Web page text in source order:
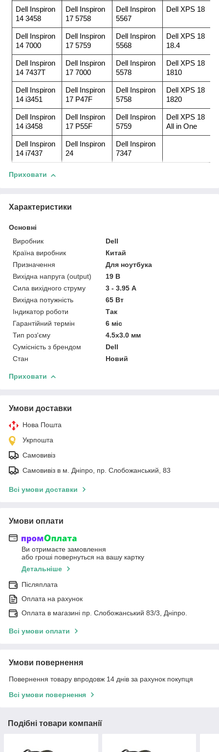
Dell Inspiron
14 3458
Dell Inspiron
17 5758
Dell Inspiron
5567
Dell XPS 18
Dell Inspiron
14 7000
Dell Inspiron
17 5759
Dell Inspiron
5568
Dell XPS 18
18.4
Dell Inspiron
14 7437T
Dell Inspiron
17 7000
Dell Inspiron
5578
Dell XPS 18
1810
Dell Inspiron
14 i3451
Dell Inspiron
17 P47F
Dell Inspiron
5758
Dell XPS 18
1820
Dell Inspiron
14 i3458
Dell Inspiron
17 P55F
Dell Inspiron
5759
Dell XPS 18
All in One
Dell Inspiron
14 i7437
Dell Inspiron
24
Dell Inspiron
7347
Приховати
Характеристики
Основні
Виробник
Dell
Країна виробник
Китай
Призначення
Для ноутбука
Вихідна напруга (output)
19 В
Сила вихідного струму
3 - 3.95 А
Вихідна потужність
65 Вт
Індикатор роботи
Так
Гарантійний термін
6 міс
Тип роз'єму
4.5x3.0 мм
Сумісність з брендом
Dell
Стан
Новий
Приховати
Умови доставки
Нова Пошта
Укрпошта
Самовивіз
Самовивіз в м. Дніпро, пр. Слобожанський, 83
Всі умови доставки
Умови оплати
Ви отримаєте замовлення
або гроші повернуться на вашу картку
Детальніше
Післяплата
Оплата на рахунок
Оплата в магазині пр. Слобожанський 83/3, Дніпро.
Всі умови оплати
Умови повернення
Повернення товару впродовж 14 днів за рахунок покупця
Всі умови повернення
Подібні товари компанії